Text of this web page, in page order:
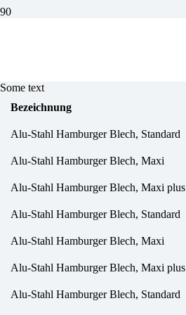
Some text
Bezeichnung
Alu-Stahl Hamburger Blech, Standard
Alu-Stahl Hamburger Blech, Maxi
Alu-Stahl Hamburger Blech, Maxi plus
Alu-Stahl Hamburger Blech, Standard
Alu-Stahl Hamburger Blech, Maxi
Alu-Stahl Hamburger Blech, Maxi plus
Alu-Stahl Hamburger Blech, Standard